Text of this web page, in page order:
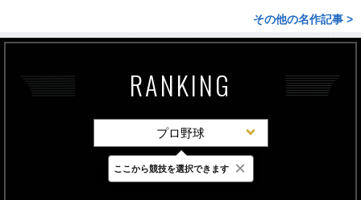
その他の名作記事 >
RANKING
プロ野球
最新 24時間 週間
ここから競技を選択できます ×